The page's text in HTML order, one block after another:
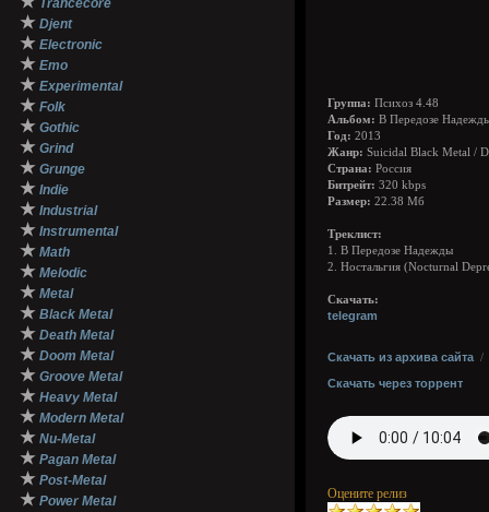
Trancecore
★ Djent
★ Electronic
★ Emo
★ Experimental
★ Folk
★ Gothic
★ Grind
★ Grunge
★ Indie
★ Industrial
★ Instrumental
★ Math
★ Melodic
★ Metal
★ Black Metal
★ Death Metal
★ Doom Metal
★ Groove Metal
★ Heavy Metal
★ Modern Metal
★ Nu-Metal
★ Pagan Metal
★ Post-Metal
★ Power Metal
Группа: Психоз 4.48
Альбом: В Передозе
Год: 2013
Жанр: Suicidal Black Metal /
Страна: Россия
Битрейт: 320 kbps
Размер: 22.38 Мб
Треклист:
1. В Передозе Надежды
2. Ностальгия (Nocturnal
Скачать:
telegram
Скачать из архива сайта /
Скачать через торрент
Оцените релиз